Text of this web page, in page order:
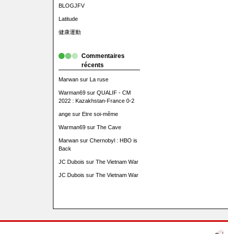
BLOGJFV
Latitude
健康運動
Commentaires
récents
Marwansur La ruse
Warman69sur QUALIF - CM
2022 : Kazakhstan-France 0-2
angesur Etre soi-même
Warman69sur The Cave
Marwansur Chernobyl : HBO is
Back
JC Dubois sur The Vietnam War
JC Dubois sur The Vietnam War